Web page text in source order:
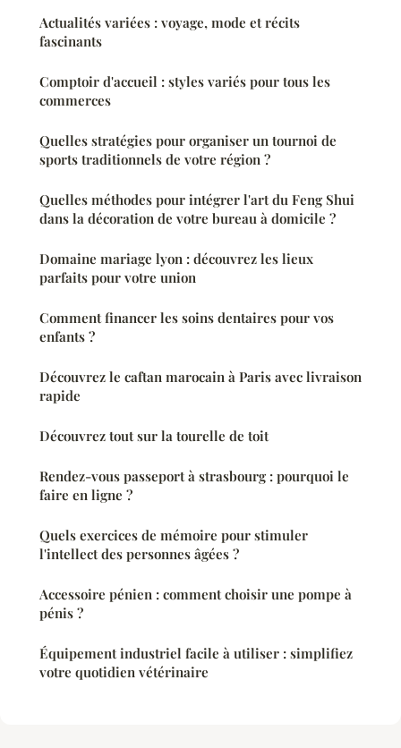
Actualités variées : voyage, mode et récits
fascinants
Comptoir d'accueil : styles variés pour tous les
commerces
Quelles stratégies pour organiser un tournoi de
sports traditionnels de votre région ?
Quelles méthodes pour intégrer l'art du Feng Shui
dans la décoration de votre bureau à domicile ?
Domaine mariage lyon : découvrez les lieux
parfaits pour votre union
Comment financer les soins dentaires pour vos
enfants ?
Découvrez le caftan marocain à Paris avec livraison
rapide
Découvrez tout sur la tourelle de toit
Rendez-vous passeport à strasbourg : pourquoi le
faire en ligne ?
Quels exercices de mémoire pour stimuler
l'intellect des personnes âgées ?
Accessoire pénien : comment choisir une pompe à
pénis ?
Équipement industriel facile à utiliser : simplifiez
votre quotidien vétérinaire